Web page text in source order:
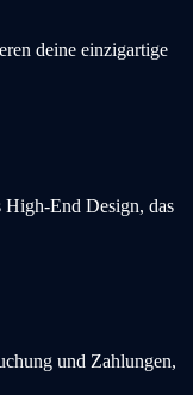
deine einzigartige
End Design, das
und Zahlungen,